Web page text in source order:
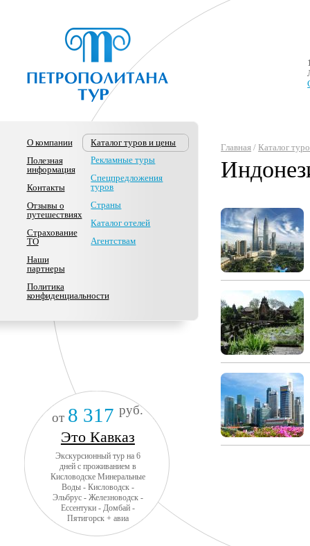
О компании
Полезная
информация
Контакты
Отзывы о
путешествиях
Страхование
ТО
Наши
партнеры
Политика
конфиденциальности
Каталог туров и цены
Рекламные туры
Спецпредложения
туров
Страны
Каталог отелей
Агентствам
от 8 317руб.
Это Кавказ
Экскурсионный тур на 6
дней с проживанием в
Кисловодске Минеральные
Воды - Кисловодск -
Эльбрус - Железноводск -
Ессентуки - Домбай -
Пятигорск + авиа
Главная /Каталог